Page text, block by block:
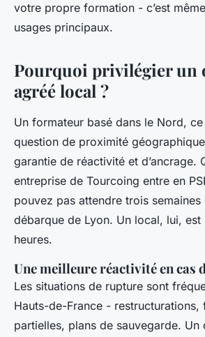
votre propre formation - c’est
usages principaux.
Pourquoi privilégier un
agréé local ?
Un formateur basé dans le Nord, ce
question de proximité
garantie de réactivité et d’ancrage.
entreprise de Tourcoing entre en
pouvez pas attendre trois semaines
débarque de Lyon. Un local, lui,
heures.
Une meilleure réactivité en cas
Les situations de rupture sont
Hauts-de-France - restructurations,
partielles, plans de sauvegarde. Un